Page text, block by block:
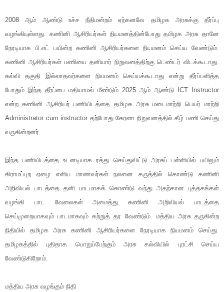
2008 ஆம் ஆண்டு உச்ச நீதிமன்றம் ஏற்கனவே தமிழக அரசுக்கு தீர்ப்பு
வழங்கியுள்ளது. கணினி ஆசிரியர்கள் நியமனத்தின்போது தமிழக அரசு தானே
நேரடியாக பி.எட் பயின்ற கணினி ஆசிரியர்களை நியமனம் செய்ய வேண்டும்.
கணினி ஆசிரியர்கள் பணியை தனியார் நிறுவனத்திற்கு டெண்டர் விடக்கூடாது.
கல்வி தகுதி இல்லாதவர்களை நியமனம் செய்யக்கூடாது என்று தீர்ப்பளித்த
போதும் இந்த தீர்ப்பை மதியாமல் மீண்டும் 2025 ஆம் ஆண்டு ICT Instructor
என்ற கணினி ஆசிரியர் பணியிடத்தை தமிழக அரசு மடைமாற்றி பெயர் மாற்றி
Administrator cum instructor தற்போது கேரளா நிறுவனத்தில் கீழ் பணி செய்து
வருகின்றனர்.
இந்த பணியிடத்தை உடனடியாக ரத்து செய்துவிட்டு அரசுப் பள்ளியில் பயிலும்
கிராமப்புற ஏழை எளிய மாணவர்கள் நலனை கருத்தில் கொண்டு கணினி
அறிவியல் பாடத்தை தனி பாடமாகக் கொண்டு வந்து அதற்கான புத்தகங்கள்
வழங்கி பாட வேலைகள் அமைத்து கணினி அறிவியல் பாடத்தை
செய்முறையாகவும் பாடமாகவும் கற்றுத் தர வேண்டும். மத்திய அரசு தருகின்ற
நிதியில் தமிழக அரசு கணினி ஆசிரியர்களை நேரடியாக நியமனம் செய்து
தமிழகத்தில் புதிதாக பொறுப்பேற்கும் அரசு கல்வியில் புரட்சி செய்ய
வேண்டுகிறோம்.
மத்திய அரசு வழங்கும் நிதி